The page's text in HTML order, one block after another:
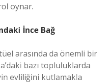
oynar.
İnce Bağ
arasında da önemli bir
bazı topluluklarda
evliliğini kutlamakla